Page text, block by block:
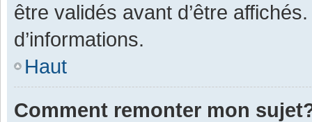
être validés avant d’être
d’informations.
Haut
Comment remonter mon